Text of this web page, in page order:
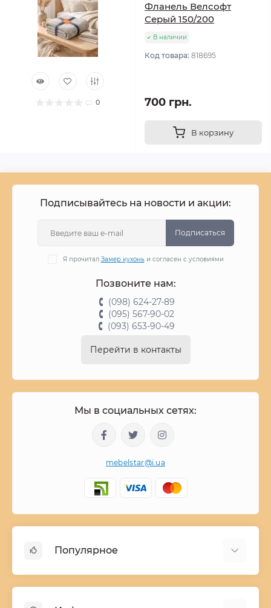
0
Фланель Велсофт
Серый 150/200
В наличии
Код товара: 818695
700 грн.
В корзину
Подписывайтесь на новости и акции:
Подписаться
Я прочитал Замер кухоньи согласен с условиями
Позвоните нам:
(098) 624-27-89
(095) 567-90-02
(093) 653-90-49
Перейти в контакты
Мы в социальных сетях:
mebelstar@i.ua
Популярное